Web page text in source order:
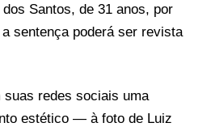
Santos, de 31 anos, por
sentença poderá ser revista
suas redes sociais uma
estético — à foto de Luiz